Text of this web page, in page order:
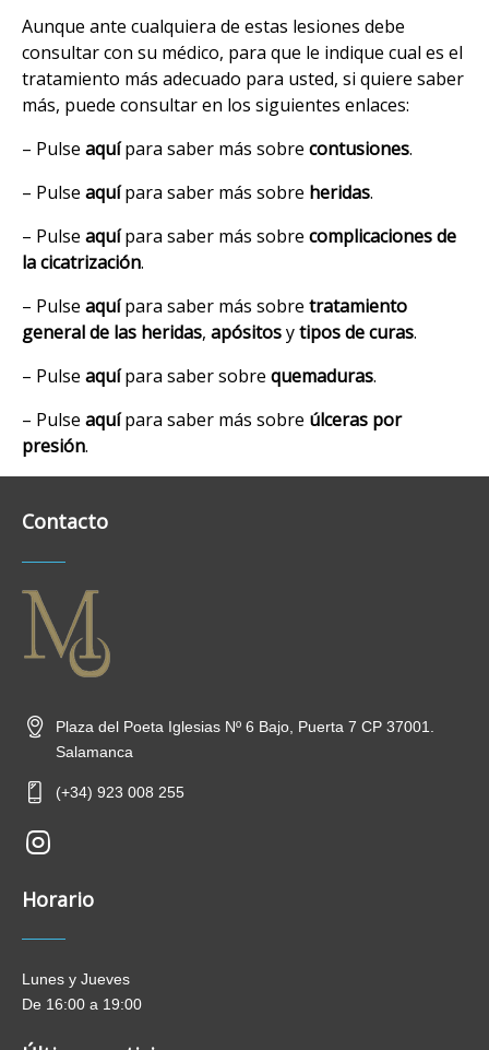
Aunque ante cualquiera de estas lesiones debe
consultar con su médico, para que le indique cual es el
tratamiento más adecuado para usted, si quiere saber
más, puede consultar en los siguientes enlaces:
– Pulse aquípara saber más sobre contusiones.
– Pulse aquí para saber más sobre heridas.
– Pulse aquípara saber más sobre complicaciones de
la cicatrización.
– Pulse aquí para saber más sobre tratamiento
general de las heridas, apósitosytipos de curas.
– Pulse aquípara saber sobre quemaduras.
– Pulse aquípara saber más sobre úlceras por
presión.
Contacto
Plaza del Poeta Iglesias Nº 6 Bajo, Puerta 7 CP 37001.
Salamanca
(+34) 923 008 255
new-
insta
Horario
Lunes y Jueves
De 16:00 a 19:00